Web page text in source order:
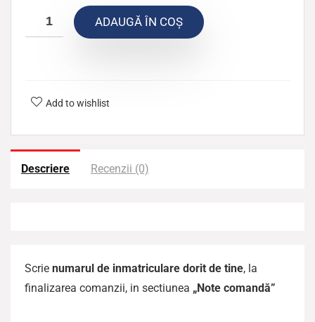
ADAUGĂ ÎN COȘ
Add to wishlist
Descriere Recenzii (0)
Scrie numarul de inmatriculare dorit de tine, la
finalizarea comanzii, in sectiunea „Note comandă”